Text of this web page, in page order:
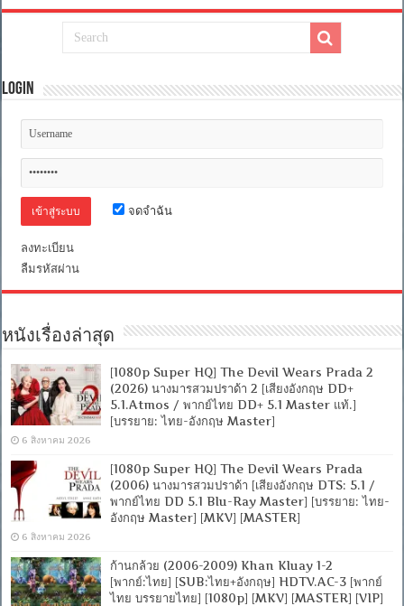
MiniBD.H.264
[พากย์
[MKV]
Login
จดจำฉัน
ลงทะเบียน
ลืมรหัสผ่าน
หนังเรื่องล่าสุด
[1080p Super HQ] The Devil Wears Prada 2
(2026) นางมารสวมปราด้า 2 [เสียงอังกฤษ DD+
5.1.Atmos / พากย์ไทย DD+ 5.1 Master แท้.]
[บรรยาย: ไทย-อังกฤษ Master]
6 สิงหาคม 2026
[1080p Super HQ] The Devil Wears Prada
(2006) นางมารสวมปราด้า [เสียงอังกฤษ DTS: 5.1 /
พากย์ไทย DD 5.1 Blu-Ray Master] [บรรยาย: ไทย-
อังกฤษ Master] [MKV] [MASTER]
6 สิงหาคม 2026
ก้านกล้วย (2006-2009) Khan Kluay 1-2
[พากย์:ไทย] [SUB:ไทย+อังกฤษ] HDTV.AC-3 [พากย์
ไทย บรรยายไทย] [1080p] [MKV] [MASTER] [VIP]